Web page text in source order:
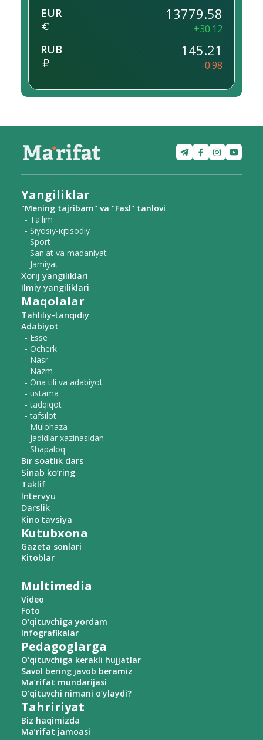
EUR 13779.58
+30.12
RUB 145.21
-0.98
Yangiliklar
"Mening tajribam" va "Fasl" tanlovi
- Ta'lim
- Siyosiy-iqtisodiy
- Sport
- San'at va madaniyat
- Jamiyat
Xorij yangiliklari
Ilmiy yangiliklari
Maqolalar
Tahliliy-tanqidiy
Adabiyot
- Esse
- Ocherk
- Nasr
- Nazm
- Ona tili va adabiyot
- ustama
- tadqiqot
- tafsilot
- Mulohaza
- Jadidlar xazinasidan
- Shapaloq
Bir soatlik dars
Sinab ko‘ring
Taklif
Intervyu
Darslik
Kino tavsiya
Kutubxona
Gazeta sonlari
Kitoblar
Multimedia
Video
Foto
O‘qituvchiga yordam
Infografikalar
Pedagoglarga
O‘qituvchiga kerakli hujjatlar
Savol bering javob beramiz
Ma’rifat mundarijasi
O‘qituvchi nimani o‘ylaydi?
Tahririyat
Biz haqimizda
Ma’rifat jamoasi